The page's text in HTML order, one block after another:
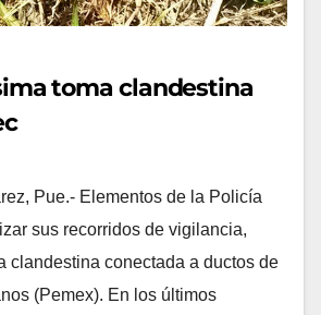
toma clandestina
Pue.- Elementos de la Policía
sus recorridos de vigilancia,
clandestina conectada a ductos de
(Pemex). En los últimos